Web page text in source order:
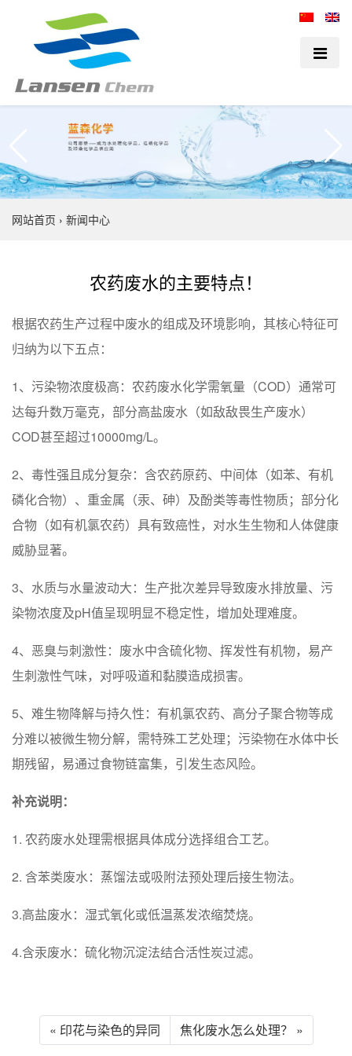
网站首页 › 新闻中心
农药废水的主要特点！
根据农药生产过程中废水的组成及环境影响，其核心特征可
归纳为以下五点：
1、‌污染物浓度极高‌：农药废水化学需氧量（COD）通常可
达每升数万毫克，部分高盐废水（如敌敌畏生产废水）
COD甚至超过10000mg/L。
‌2、毒性强且成分复杂‌：含农药原药、中间体（如苯、有机
磷化合物）、重金属（汞、砷）及酚类等毒性物质；部分化
合物（如有机氯农药）具有致癌性，对水生生物和人体健康
威胁显著。
3、水质与水量波动大‌：生产批次差异导致废水排放量、污
染物浓度及pH值呈现明显不稳定性，增加处理难度。
‌4、恶臭与刺激性‌：废水中含硫化物、挥发性有机物，易产
生刺激性气味，对呼吸道和黏膜造成损害。
5、难生物降解与持久性‌：有机氯农药、高分子聚合物等成
分难以被微生物分解，需特殊工艺处理；污染物在水体中长
期残留，易通过食物链富集，引发生态风险。
补充说明：
1. 农药废水处理需根据具体成分选择组合工艺。
2. ‌含苯类废水‌：蒸馏法或吸附法预处理后接生物法。
3.‌高盐废水‌：湿式氧化或低温蒸发浓缩焚烧。
4.‌含汞废水‌：硫化物沉淀法结合活性炭过滤。
« 印花与染色的异同 焦化废水怎么处理？ »